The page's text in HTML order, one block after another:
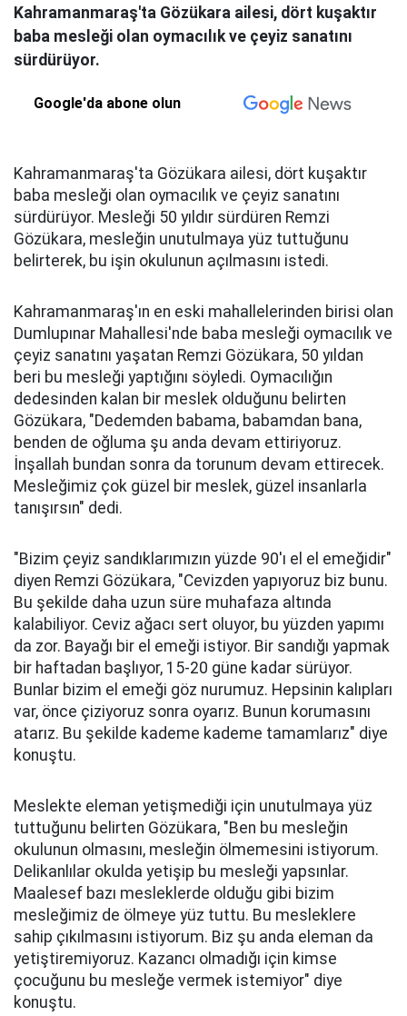
Kahramanmaraş'ta Gözükara ailesi, dört kuşaktır
baba mesleği olan oymacılık ve çeyiz sanatını
sürdürüyor.
Google'da abone olun
Kahramanmaraş'ta Gözükara ailesi, dört kuşaktır
baba mesleği olan oymacılık ve çeyiz sanatını
sürdürüyor. Mesleği 50 yıldır sürdüren Remzi
Gözükara, mesleğin unutulmaya yüz tuttuğunu
belirterek, bu işin okulunun açılmasını istedi.
Kahramanmaraş'ın en eski mahallelerinden birisi olan
Dumlupınar Mahallesi'nde baba mesleği oymacılık ve
çeyiz sanatını yaşatan Remzi Gözükara, 50 yıldan
beri bu mesleği yaptığını söyledi. Oymacılığın
dedesinden kalan bir meslek olduğunu belirten
Gözükara, "Dedemden babama, babamdan bana,
benden de oğluma şu anda devam ettiriyoruz.
İnşallah bundan sonra da torunum devam ettirecek.
Mesleğimiz çok güzel bir meslek, güzel insanlarla
tanışırsın" dedi.
"Bizim çeyiz sandıklarımızın yüzde 90'ı el el emeğidir"
diyen Remzi Gözükara, "Cevizden yapıyoruz biz bunu.
Bu şekilde daha uzun süre muhafaza altında
kalabiliyor. Ceviz ağacı sert oluyor, bu yüzden yapımı
da zor. Bayağı bir el emeği istiyor. Bir sandığı yapmak
bir haftadan başlıyor, 15-20 güne kadar sürüyor.
Bunlar bizim el emeği göz nurumuz. Hepsinin kalıpları
var, önce çiziyoruz sonra oyarız. Bunun korumasını
atarız. Bu şekilde kademe kademe tamamlarız" diye
konuştu.
Meslekte eleman yetişmediği için unutulmaya yüz
tuttuğunu belirten Gözükara, "Ben bu mesleğin
okulunun olmasını, mesleğin ölmemesini istiyorum.
Delikanlılar okulda yetişip bu mesleği yapsınlar.
Maalesef bazı mesleklerde olduğu gibi bizim
mesleğimiz de ölmeye yüz tuttu. Bu mesleklere
sahip çıkılmasını istiyorum. Biz şu anda eleman da
yetiştiremiyoruz. Kazancı olmadığı için kimse
çocuğunu bu mesleğe vermek istemiyor" diye
konuştu.